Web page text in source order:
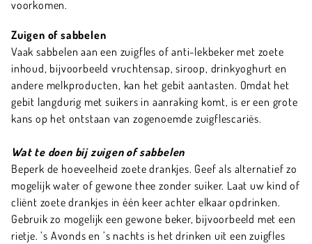
voorkomen.
Zuigen of sabbelen
Vaak sabbelen aan een zuigfles of anti-lekbeker met zoete
inhoud, bijvoorbeeld vruchtensap, siroop, drinkyoghurt en
andere melkproducten, kan het gebit aantasten. Omdat het
gebit langdurig met suikers in aanraking komt, is er een grote
kans op het ontstaan van zogenoemde zuigflescariës.
Wat te doen bij zuigen of sabbelen
Beperk de hoeveelheid zoete drankjes. Geef als alternatief zo
mogelijk water of gewone thee zonder suiker. Laat uw kind of
cliënt zoete drankjes in één keer achter elkaar opdrinken.
Gebruik zo mogelijk een gewone beker, bijvoorbeeld met een
rietje. ’s Avonds en ’s nachts is het drinken uit een zuigfles